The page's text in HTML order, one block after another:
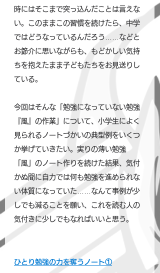
時にはそこまで突っ込んだことは言えな
い。このままこの習慣を続けたら、中学
ではどうなっているんだろう……などと
お節介に思いながらも、もどかしい気持
ちを抱えたまま子どもたちをお見送りし
ている。
今回はそんな「勉強になっていない勉強
『風』の作業」について、小学生によく
見られるノートづかいの典型例をいくつ
か挙げていきたい。実りの薄い勉強
「風」のノート作りを続けた結果、気付
かぬ間に自力では何も勉強を進められな
い体質になっていた……なんて事例が少
しでも減ることを願い、これを読む人の
気付きに少しでもなればいいと思う。
ひとり勉強の力を奪うノート①